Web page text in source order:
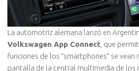
La automotriz alemana lanzó en
Volkswagen App Connect , que
funciones de los “smartphones” se vean
pantalla de la central multimedia de los